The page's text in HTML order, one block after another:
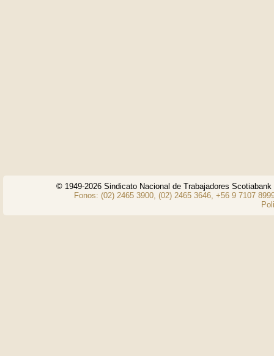
© 1949-2026 Sindicato Nacional de Trabajadores
Fonos: (02) 2465 3900, (02) 2465 3646, +56 9 7107